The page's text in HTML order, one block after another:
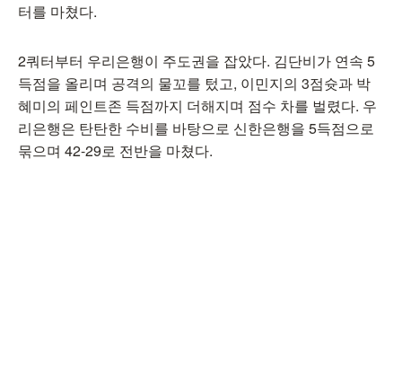
터를 마쳤다.
2쿼터부터 우리은행이 주도권을 잡았다. 김단비가 연속 5
득점을 올리며 공격의 물꼬를 텄고, 이민지의 3점슛과 박
혜미의 페인트존 득점까지 더해지며 점수 차를 벌렸다. 우
리은행은 탄탄한 수비를 바탕으로 신한은행을 5득점으로
묶으며 42-29로 전반을 마쳤다.